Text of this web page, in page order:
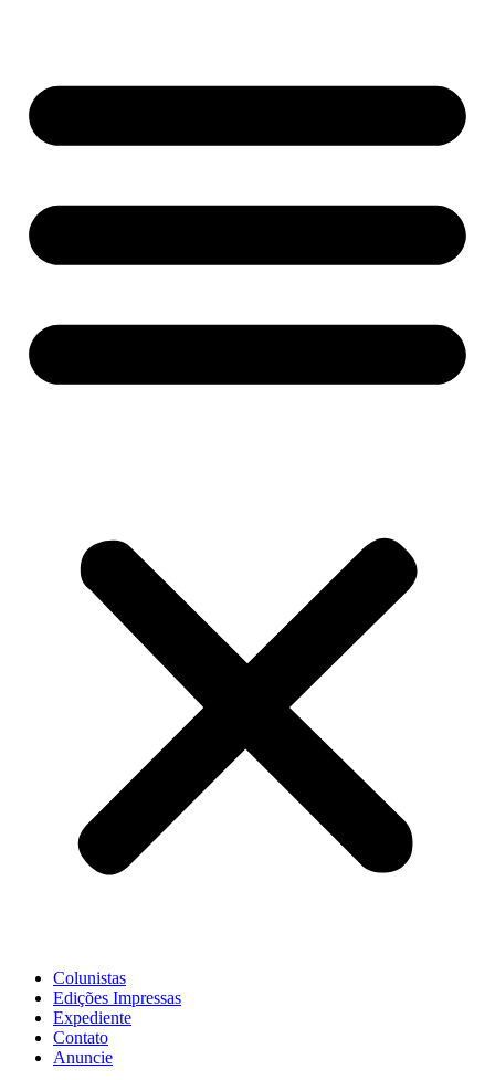
Colunistas
Edições Impressas
Expediente
Contato
Anuncie